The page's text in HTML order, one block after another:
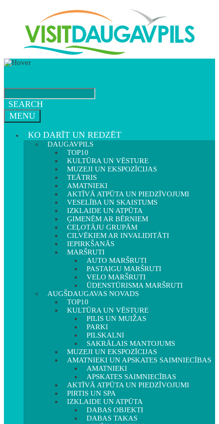
SEARCH
MENU
KO DARĪT UN REDZĒT
DAUGAVPILS
TOP10
KULTŪRA UN VĒSTURE
MUZEJI UN EKSPOZĪCIJAS
TEĀTRIS
AMATNIEKI
AKTĪVĀ ATPŪTA UN PIEDZĪVOJUMI
VESELĪBA UN SKAISTUMS
IZKLAIDE UN ATPŪTA
ĢIMENĒM AR BĒRNIEM
CEĻOTĀJU GRUPĀM
CILVĒKIEM AR INVALIDITĀTI
IEPIRKŠANĀS
MARŠRUTI
AUTO MARŠRUTI
PASTAIGU MARŠRUTI
VELO MARŠRUTI
ŪDENSTŪRISMA MARŠRUTI
AUGŠDAUGAVAS NOVADS
TOP10
KULTŪRA UN VĒSTURE
PILIS UN MUIŽAS
PARKI
PILSKALNI
SAKRĀLAIS MANTOJUMS
MUZEJI UN EKSPOZĪCIJAS
AMATNIEKI UN APSKATES SAIMNIECĪBAS
AMATNIEKI
APSKATES SAIMNIECĪBAS
AKTĪVĀ ATPŪTA UN PIEDZĪVOJUMI
PIRTIS UN SPA
IZKLAIDE UN ATPŪTA
DABAS OBJEKTI
DABAS TAKAS